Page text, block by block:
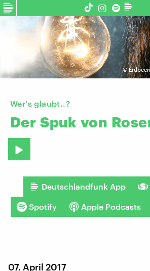
©
Wer's glaubt..?
Der Spuk von
Deutschlandfunk App
Spotify Apple Podcasts
07. April 2017